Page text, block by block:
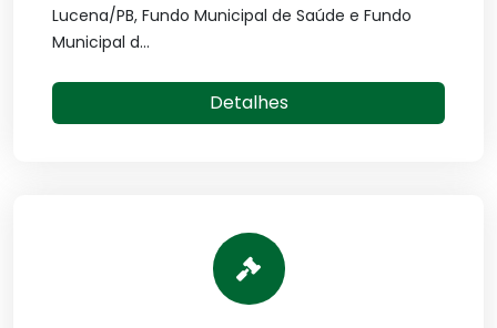
Lucena/PB, Fundo Municipal de Saúde e Fundo
Municipal d...
Detalhes